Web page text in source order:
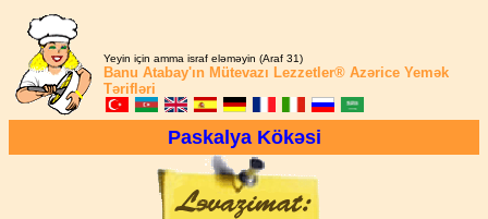
Yeyin için amma israf eləməyin (Araf 31)
Banu Atabay'ın Mütevazı Lezzetler® Azərice Yemək
Tərifləri
Paskalya Kökəsi